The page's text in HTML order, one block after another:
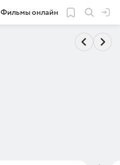
Фильмы онлайн